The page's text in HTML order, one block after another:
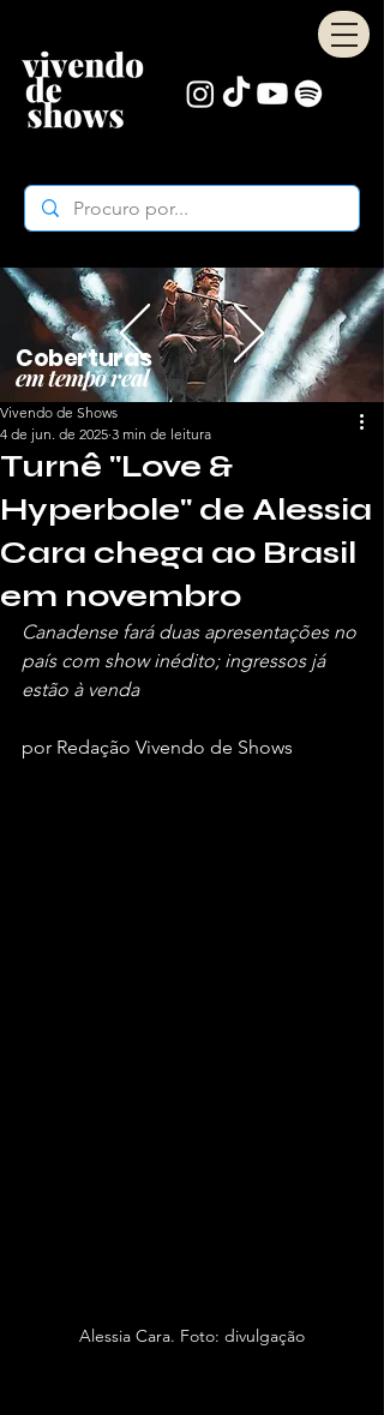
Coberturas
em tempo real
Turnê "Love &
Hyperbole" de Alessia
Cara chega ao Brasil
em novembro
Vivendo de Shows
4 de jun. de 2025 3 min de leitura
Canadense fará duas apresentações no
país com show inédito; ingressos já
estão à venda
por Redação Vivendo de Shows
Alessia Cara. Foto: divulgação